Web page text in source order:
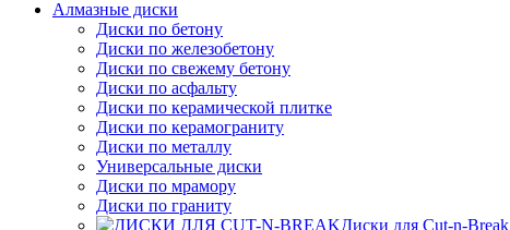
Алмазные диски
Диски по бетону
Диски по железобетону
Диски по свежему бетону
Диски по асфальту
Диски по керамической плитке
Диски по керамограниту
Диски по металлу
Универсальные диски
Диски по мрамору
Диски по граниту
Диски для Cut-n-Break